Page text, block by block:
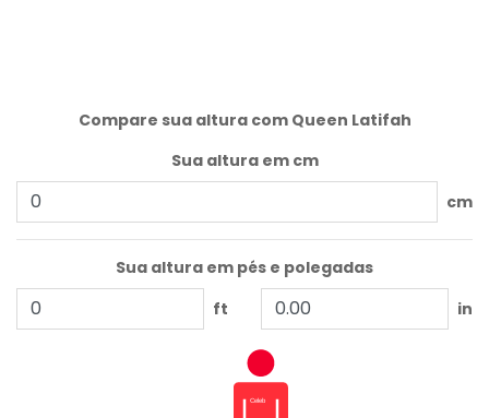
Compare sua altura com Queen Latifah
Sua altura em cm
cm
Sua altura em pés e polegadas
ft
in